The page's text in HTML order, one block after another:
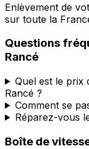
Enlèvement de
sur toute la
Questions
Rancé
Quel est le prix
Rancé ?
Comment se
Réparez-vous
Boîte de